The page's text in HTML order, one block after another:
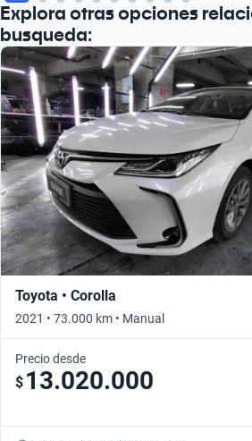
Explora otras opciones
busqueda:
Toyota • Corolla
2021 • 73.000 km • Manual
Precio desde
$ 13.020.000